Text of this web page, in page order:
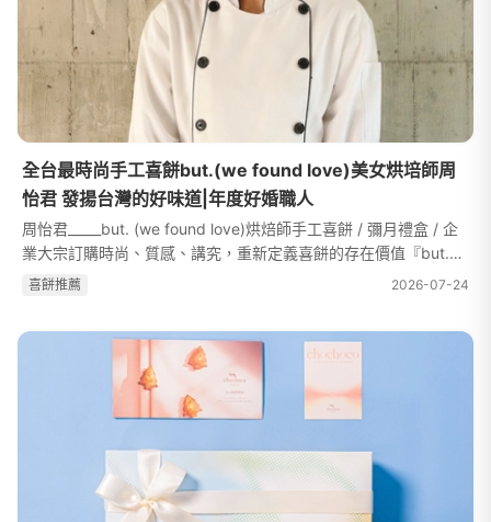
全台最時尚手工喜餅but.(we found love)美女烘培師周
怡君 發揚台灣的好味道|年度好婚職人
周怡君_____but. (we found love)烘焙師手工喜餅 / 彌月禮盒 / 企
業大宗訂購時尚、質感、講究，重新定義喜餅的存在價值『but.將
台灣的「美」「好」化成一盒盒祝福，獻給即將在這片土地上，翻
喜餅推薦 2026-07-24